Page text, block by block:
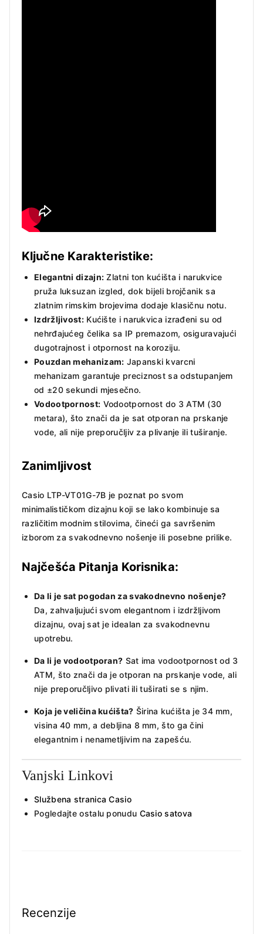
Ključne Karakteristike:
Elegantni dizajn: Zlatni ton kućišta i narukvice
pruža luksuzan izgled, dok bijeli brojčanik sa
zlatnim rimskim brojevima dodaje klasičnu notu.
Izdržljivost:Kućište i narukvica izrađeni su od
nehrđajućeg čelika sa IP premazom, osiguravajući
dugotrajnost i otpornost na koroziju.
Pouzdan mehanizam: Japanski kvarcni
mehanizam garantuje preciznost sa odstupanjem
od ±20 sekundi mjesečno.
Vodootpornost: Vodootpornost do 3 ATM (30
metara), što znači da je sat otporan na prskanje
vode, ali nije preporučljiv za plivanje ili tuširanje.
Zanimljivost
Casio LTP-VT01G-7B je poznat po svom
minimalističkom dizajnu koji se lako kombinuje sa
različitim modnim stilovima, čineći ga savršenim
izborom za svakodnevno nošenje ili posebne prilike.
Najčešća Pitanja Korisnika:
Da li je sat pogodan za svakodnevno nošenje?
Da, zahvaljujući svom elegantnom i izdržljivom
dizajnu, ovaj sat je idealan za svakodnevnu
upotrebu.
Da li je vodootporan? Sat ima vodootpornost od 3
ATM, što znači da je otporan na prskanje vode, ali
nije preporučljivo plivati ili tuširati se s njim.
Koja je veličina kućišta? Širina kućišta je 34 mm,
visina 40 mm, a debljina 8 mm, što ga čini
elegantnim i nenametljivim na zapešću.
Vanjski Linkovi
Službena stranica Casio
Pogledajte ostalu ponudu Casio satova
Recenzije